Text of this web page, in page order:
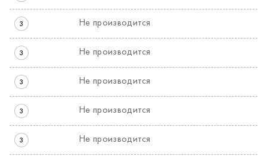
3 Не производится
3 Не производится
3 Не производится
3 Не производится
3 Не производится